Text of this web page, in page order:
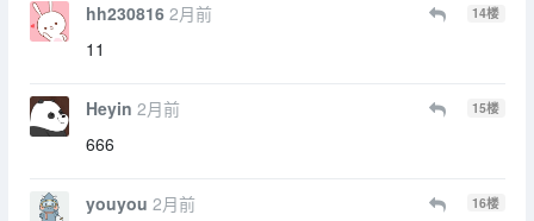
hh230816 2月前 14楼
11
Heyin 2月前 15楼
666
youyou 2月前 16楼